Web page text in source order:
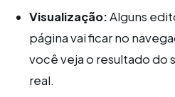
Visualização:Alguns
página vai ficar no
você veja o resultado do
real.